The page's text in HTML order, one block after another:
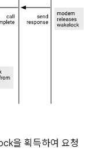
을 획득하여 요청